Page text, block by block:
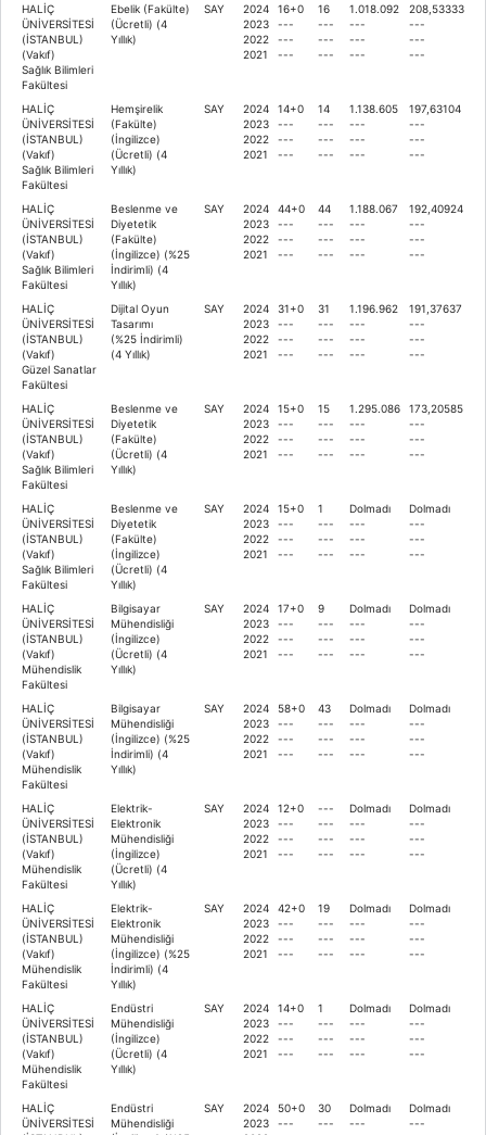
HALİÇ
ÜNİVERSİTESİ
(İSTANBUL)
(Vakıf)
Sağlık Bilimleri
Fakültesi
Ebelik (Fakülte)
(Ücretli) (4
Yıllık)
SAY
2024
2023
2022
2021
16+0
---
---
---
16
---
---
---
1.018.092
---
---
---
208,53333
---
---
---
HALİÇ
ÜNİVERSİTESİ
(İSTANBUL)
(Vakıf)
Sağlık Bilimleri
Fakültesi
Hemşirelik
(Fakülte)
(İngilizce)
(Ücretli) (4
Yıllık)
SAY
2024
2023
2022
2021
14+0
---
---
---
14
---
---
---
1.138.605
---
---
---
197,63104
---
---
---
HALİÇ
ÜNİVERSİTESİ
(İSTANBUL)
(Vakıf)
Sağlık Bilimleri
Fakültesi
Beslenme ve
Diyetetik
(Fakülte)
(İngilizce) (%25
İndirimli) (4
Yıllık)
SAY
2024
2023
2022
2021
44+0
---
---
---
44
---
---
---
1.188.067
---
---
---
192,40924
---
---
---
HALİÇ
ÜNİVERSİTESİ
(İSTANBUL)
(Vakıf)
Güzel Sanatlar
Fakültesi
Dijital Oyun
Tasarımı
(%25 İndirimli)
(4 Yıllık)
SAY
2024
2023
2022
2021
31+0
---
---
---
31
---
---
---
1.196.962
---
---
---
191,37637
---
---
---
HALİÇ
ÜNİVERSİTESİ
(İSTANBUL)
(Vakıf)
Sağlık Bilimleri
Fakültesi
Beslenme ve
Diyetetik
(Fakülte)
(Ücretli) (4
Yıllık)
SAY
2024
2023
2022
2021
15+0
---
---
---
15
---
---
---
1.295.086
---
---
---
173,20585
---
---
---
HALİÇ
ÜNİVERSİTESİ
(İSTANBUL)
(Vakıf)
Sağlık Bilimleri
Fakültesi
Beslenme ve
Diyetetik
(Fakülte)
(İngilizce)
(Ücretli) (4
Yıllık)
SAY
2024
2023
2022
2021
15+0
---
---
---
1
---
---
---
Dolmadı
---
---
---
Dolmadı
---
---
---
HALİÇ
ÜNİVERSİTESİ
(İSTANBUL)
(Vakıf)
Mühendislik
Fakültesi
Bilgisayar
Mühendisliği
(İngilizce)
(Ücretli) (4
Yıllık)
SAY
2024
2023
2022
2021
17+0
---
---
---
9
---
---
---
Dolmadı
---
---
---
Dolmadı
---
---
---
HALİÇ
ÜNİVERSİTESİ
(İSTANBUL)
(Vakıf)
Mühendislik
Fakültesi
Bilgisayar
Mühendisliği
(İngilizce) (%25
İndirimli) (4
Yıllık)
SAY
2024
2023
2022
2021
58+0
---
---
---
43
---
---
---
Dolmadı
---
---
---
Dolmadı
---
---
---
HALİÇ
ÜNİVERSİTESİ
(İSTANBUL)
(Vakıf)
Mühendislik
Fakültesi
Elektrik-
Elektronik
Mühendisliği
(İngilizce)
(Ücretli) (4
Yıllık)
SAY
2024
2023
2022
2021
12+0
---
---
---
---
---
---
---
Dolmadı
---
---
---
Dolmadı
---
---
---
HALİÇ
ÜNİVERSİTESİ
(İSTANBUL)
(Vakıf)
Mühendislik
Fakültesi
Elektrik-
Elektronik
Mühendisliği
(İngilizce) (%25
İndirimli) (4
Yıllık)
SAY
2024
2023
2022
2021
42+0
---
---
---
19
---
---
---
Dolmadı
---
---
---
Dolmadı
---
---
---
HALİÇ
ÜNİVERSİTESİ
(İSTANBUL)
(Vakıf)
Mühendislik
Fakültesi
Endüstri
Mühendisliği
(İngilizce)
(Ücretli) (4
Yıllık)
SAY
2024
2023
2022
2021
14+0
---
---
---
1
---
---
---
Dolmadı
---
---
---
Dolmadı
---
---
---
HALİÇ
ÜNİVERSİTESİ
Endüstri
Mühendisliği
SAY
2024
2023
50+0
---
30
---
Dolmadı
---
Dolmadı
---